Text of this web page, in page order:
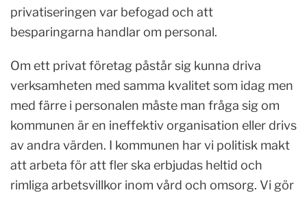
privatiseringen var befogad och att
besparingarna handlar om personal.
Om ett privat företag påstår sig kunna driva
verksamheten med samma kvalitet som idag men
med färre i personalen måste man fråga sig om
kommunen är en ineffektiv organisation eller drivs
av andra värden. I kommunen har vi politisk makt
att arbeta för att fler ska erbjudas heltid och
rimliga arbetsvillkor inom vård och omsorg. Vi gör